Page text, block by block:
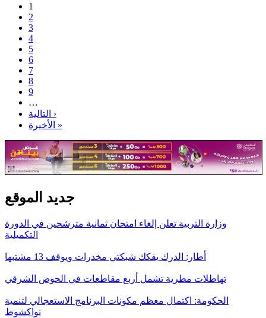
1
2
3
4
5
6
7
8
9
…
التالية ›
الأخيرة »
جديد الموقع
وزارة التربية تعلن إلغاء امتحان ثمانية مترشحين في الدورة
التكميلية
أطار: الدرك يفكك شبكتي مخدرات ويوقف 13 مشتبها
تهاطلات مطرية تشمل أربع مقاطعات في الحوض الشرقي
الحكومة: اكتمال معظم مكونات البرنامج الاستعجالي لتنمية
نواكشوط